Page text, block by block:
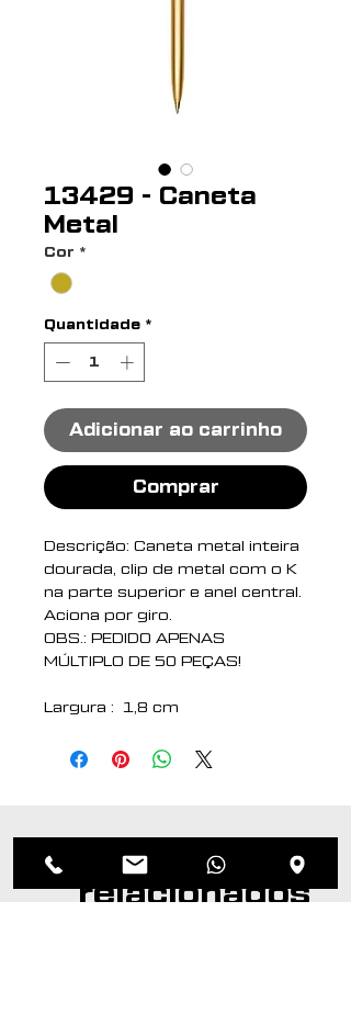
13429 - Caneta
Metal
Cor *
Quantidade *
Adicionar ao carrinho
Comprar
Descrição: Caneta metal inteira
dourada, clip de metal com o K
na parte superior e anel central.
Aciona por giro.
OBS.: PEDIDO APENAS
MÚLTIPLO DE 50 PEÇAS!
Largura : 1,8 cm
Medidas aproximadas para
Produtos
relacionados